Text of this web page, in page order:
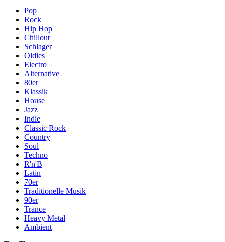
Pop
Rock
Hip Hop
Chillout
Schlager
Oldies
Electro
Alternative
80er
Klassik
House
Jazz
Indie
Classic Rock
Country
Soul
Techno
R'n'B
Latin
70er
Traditionelle Musik
90er
Trance
Heavy Metal
Ambient